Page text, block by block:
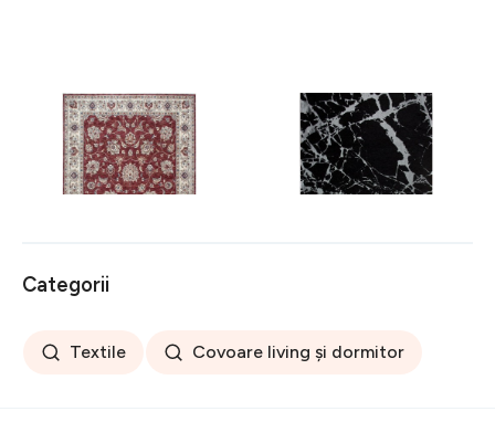
Covor rezistent Eko, ALT
05 - Red, Ivory, 100%
poliester, 80 x 150 cm
256 lei
Covor rezistent SM 21 -
Black, Silver XW, 80x300
441 lei
Categorii
Textile Covoare living și dormitor